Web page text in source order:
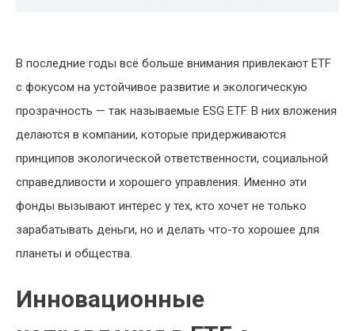
В последние годы всё больше внимания привлекают ETF
с фокусом на устойчивое развитие и экологическую
прозрачность — так называемые ESG ETF. В них вложения
делаются в компании, которые придерживаются
принципов экологической ответственности, социальной
справедливости и хорошего управления. Именно эти
фонды вызывают интерес у тех, кто хочет не только
зарабатывать деньги, но и делать что-то хорошее для
планеты и общества.
Инновационные